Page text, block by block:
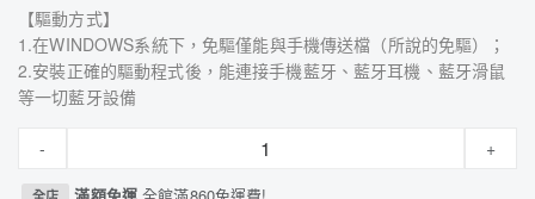
【驅動方式】
1.在WINDOWS系統下，免驅僅能與手機傳送檔（所說的免驅）；
2.安裝正確的驅動程式後，能連接手機藍牙、藍牙耳機、藍牙滑鼠
等一切藍牙設備
- +